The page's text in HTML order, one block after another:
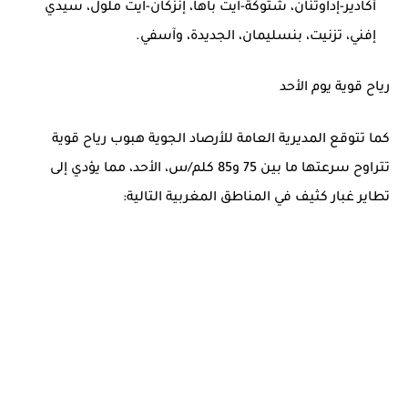
أكادير-إداوتنان، شتوكة-آيت باها، إنزكان-آيت ملول، سيدي
إفني، تزنيت، بنسليمان، الجديدة، وآسفي.
رياح قوية يوم الأحد
كما تتوقع المديرية العامة للأرصاد الجوية هبوب رياح قوية
تتراوح سرعتها ما بين 75 و85 كلم/س، الأحد، مما يؤدي إلى
تطاير غبار كثيف في المناطق المغربية التالية: